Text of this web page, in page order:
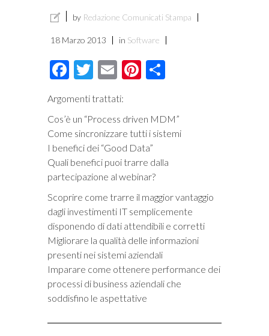
by Redazione Comunicati Stampa
18 Marzo 2013 in Software
Facebook
Twitter
EmailPinterest
Argomenti trattati:
Cos’è un “Process driven MDM”
Come sincronizzare tutti i sistemi
I benefici dei “Good Data”
Quali benefici puoi trarre dalla
partecipazione al webinar?
Scoprire come trarre il maggior vantaggio
dagli investimenti IT semplicemente
disponendo di dati attendibili e corretti
Migliorare la qualità delle informazioni
presenti nei sistemi aziendali
Imparare come ottenere performance dei
processi di business aziendali che
soddisfino le aspettative